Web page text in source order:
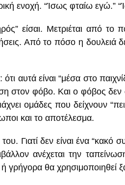
ενοχή. “Ίσως φταίω εγώ.”
είσαι. Μετριέται από
Από το πόσο η δουλειά
αυτά είναι “μέσα στο
στον φόβο. Και ο φόβος
ομάδες που δείχνουν
και το αποτέλεσμα.
Γιατί δεν είναι ένα “κακό
ανέχεται την
γρήγορα θα χρησιμοποιηθεί